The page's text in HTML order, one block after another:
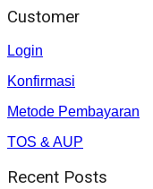
Customer
Login
Konfirmasi
Metode Pembayaran
TOS & AUP
Recent Posts